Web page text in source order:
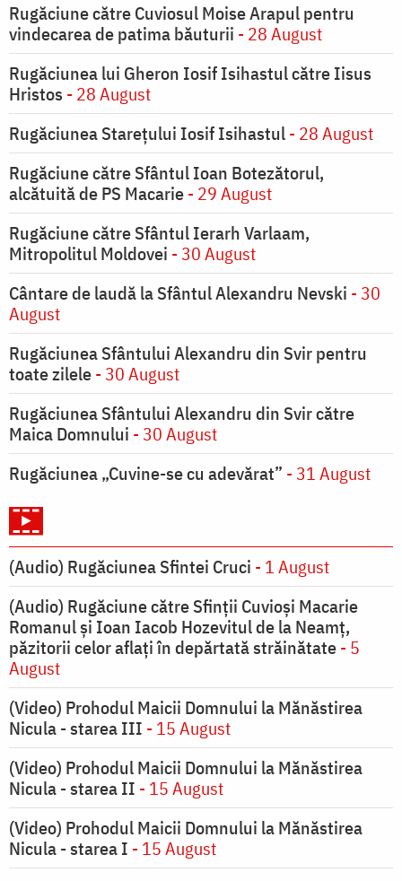
Rugăciune către Cuviosul Moise Arapul pentru
vindecarea de patima băuturii - 28 August
Rugăciunea lui Gheron Iosif Isihastul către Iisus
Hristos - 28 August
Rugăciunea Starețului Iosif Isihastul- 28 August
Rugăciune către Sfântul Ioan Botezătorul,
alcătuită de PS Macarie- 29 August
Rugăciune către Sfântul Ierarh Varlaam,
Mitropolitul Moldovei - 30 August
Cântare de laudă la Sfântul Alexandru Nevski - 30
August
Rugăciunea Sfântului Alexandru din Svir pentru
toate zilele- 30 August
Rugăciunea Sfântului Alexandru din Svir către
Maica Domnului - 30 August
Rugăciunea „Cuvine-se cu adevărat” - 31 August
(Audio) Rugăciunea Sfintei Cruci - 1 August
(Audio) Rugăciune către Sfinții Cuvioși Macarie
Romanul și Ioan Iacob Hozevitul de la Neamț,
păzitorii celor aflați în depărtată străinătate- 5
August
(Video) Prohodul Maicii Domnului la Mănăstirea
Nicula - starea III - 15 August
(Video) Prohodul Maicii Domnului la Mănăstirea
Nicula - starea II - 15 August
(Video) Prohodul Maicii Domnului la Mănăstirea
Nicula - starea I - 15 August